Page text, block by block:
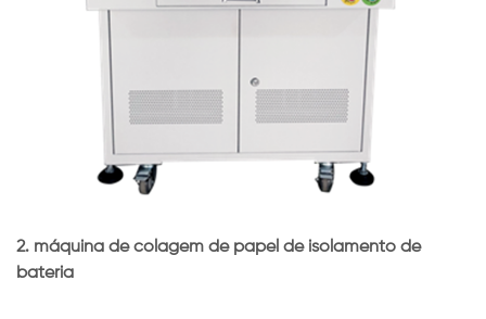
2. máquina de colagem de papel de isolamento de
bateria